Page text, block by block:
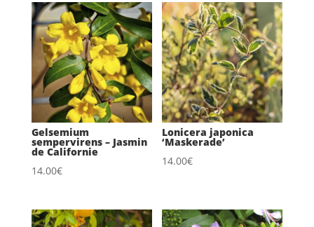
Gelsemium
sempervirens – Jasmin
de Californie
14.00€
Lonicera japonica
‘Maskerade’
14.00€